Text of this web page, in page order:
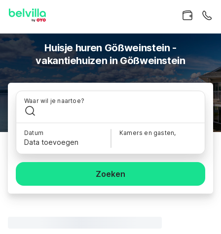
Huisje huren Gößweinstein -
vakantiehuizen in Gößweinstein
Waar wil je naartoe?
Datum
Data toevoegen
Kamers en gasten,
Zoeken